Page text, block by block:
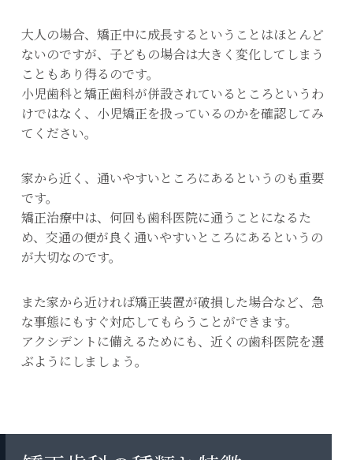
大人の場合、矯正中に成長するということはほとんど
ないのですが、子どもの場合は大きく変化してしまう
こともあり得るのです。
小児歯科と矯正歯科が併設されているところというわ
けではなく、小児矯正を扱っているのかを確認してみ
てください。
家から近く、通いやすいところにあるというのも重要
です。
矯正治療中は、何回も歯科医院に通うことになるた
め、交通の便が良く通いやすいところにあるというの
が大切なのです。
また家から近ければ矯正装置が破損した場合など、急
な事態にもすぐ対応してもらうことができます。
アクシデントに備えるためにも、近くの歯科医院を選
ぶようにしましょう。